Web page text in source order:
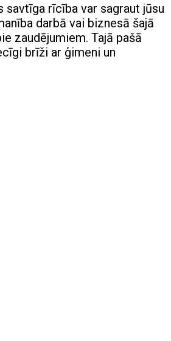
savtīga rīcība var sagraut jūsu
darbā vai biznesā šajā
zaudējumiem. Tajā pašā
brīži ar ģimeni un